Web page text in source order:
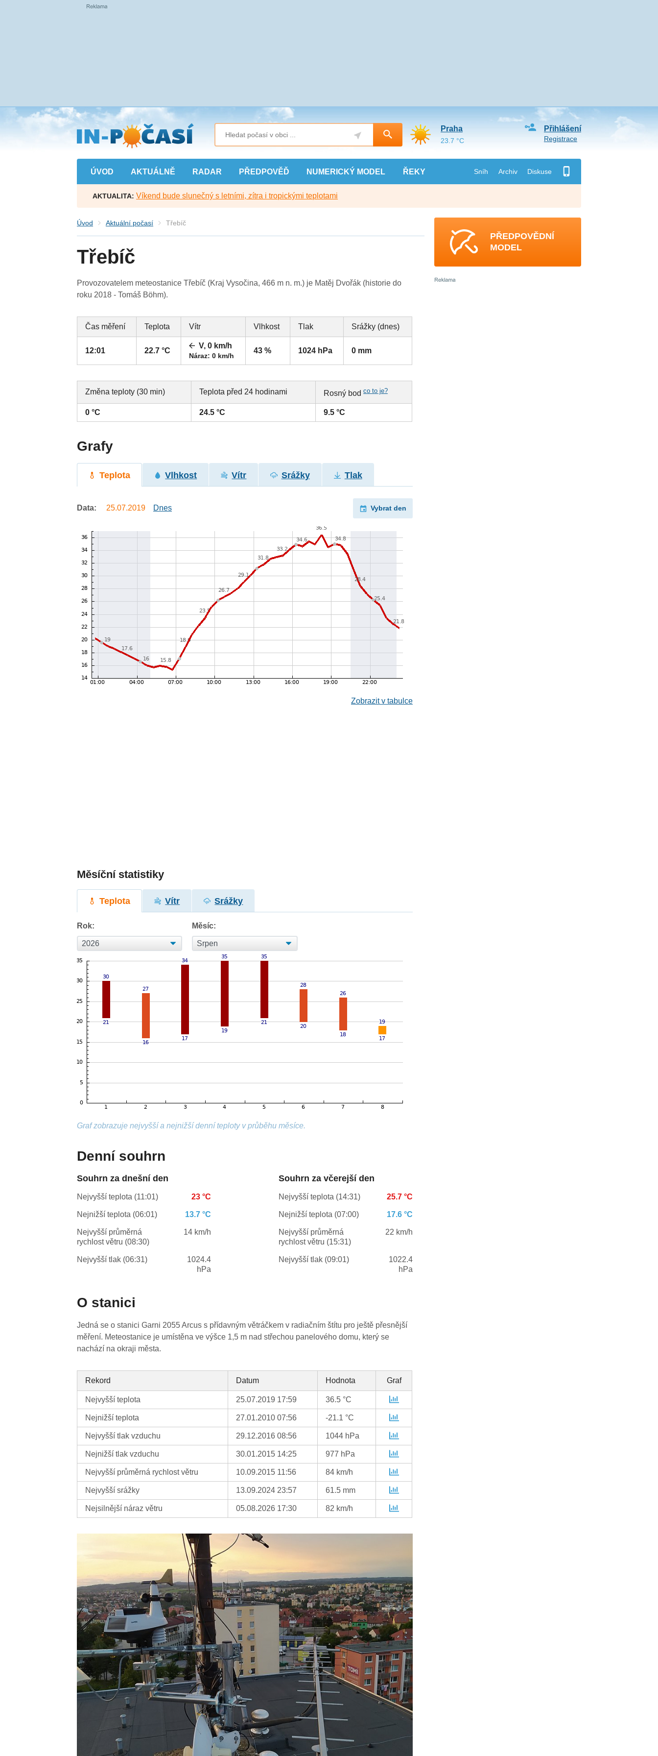
Přejít
na
hlavní
obsah
ÚVOD AKTUÁLNĚ RADAR PŘEDPOVĚĎ NUMERICKÝ MODEL ŘEKY Sníh Archiv Diskuse
Přihlášení
Registrace
Praha
23.7 °C
AKTUALITA: Víkend bude slunečný s letními, zítra i tropickými teplotami
Úvod Aktuální počasí Třebíč
Třebíč
Provozovatelem meteostanice Třebíč (Kraj Vysočina, 466 m n. m.) je Matěj Dvořák (historie do
roku 2018 - Tomáš Böhm).
Čas měření Teplota Vítr Vlhkost Tlak Srážky (dnes)
12:01 22.7 °C
V, 0 km/h
Náraz: 0 km/h
43 % 1024 hPa 0 mm
Změna teploty (30 min) Teplota před 24 hodinami Rosný bodco to je?
0 °C 24.5 °C 9.5 °C
Grafy
Teplota Vlhkost Vítr Srážky Tlak
Data: 25.07.2019 Dnes Vybrat den
Zobrazit v tabulce
Měsíční statistiky
Teplota Vítr Srážky
Rok: Měsíc:
Graf zobrazuje nejvyšší a nejnižší denní teploty v průběhu měsíce.
Denní souhrn
Souhrn za dnešní den
Nejvyšší teplota (11:01) 23 °C
Nejnižší teplota (06:01) 13.7 °C
Nejvyšší průměrná
rychlost větru (08:30)
14 km/h
Nejvyšší tlak (06:31)
1024.4
hPa
Souhrn za včerejší den
Nejvyšší teplota (14:31) 25.7 °C
Nejnižší teplota (07:00) 17.6 °C
Nejvyšší průměrná
rychlost větru (15:31)
22 km/h
Nejvyšší tlak (09:01)
1022.4
hPa
O stanici
Jedná se o stanici Garni 2055 Arcus s přídavným větráčkem v radiačním štítu pro ještě přesnější
měření. Meteostanice je umístěna ve výšce 1,5 m nad střechou panelového domu, který se
nachází na okraji města.
Rekord Datum Hodnota Graf
Nejvyšší teplota 25.07.2019 17:59 36.5 °C
Nejnižší teplota 27.01.2010 07:56 -21.1 °C
Nejvyšší tlak vzduchu 29.12.2016 08:56 1044 hPa
Nejnižší tlak vzduchu 30.01.2015 14:25 977 hPa
Nejvyšší průměrná rychlost větru 10.09.2015 11:56 84 km/h
Nejvyšší srážky 13.09.2024 23:57 61.5 mm
Nejsilnější náraz větru 05.08.2026 17:30 82 km/h
PŘEDPOVĚDNÍ
MODEL